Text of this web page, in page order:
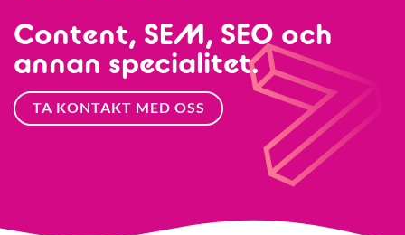
Content, SEM, SEO och
annan specialitet.
TA KONTAKT MED OSS